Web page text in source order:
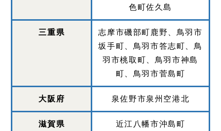
色町佐久島
三重県
志摩市磯部町鹿野、鳥羽市
坂手町、鳥羽市答志町、鳥
羽市桃取町、鳥羽市神島
町、鳥羽市菅島町
大阪府 泉佐野市泉州空港北
滋賀県 近江八幡市沖島町